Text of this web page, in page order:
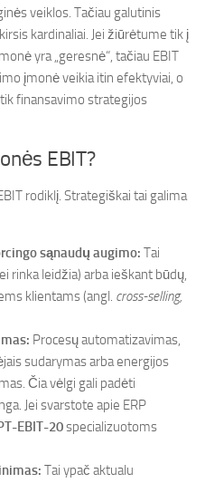
veiklos. Tačiau galutinis
kardinaliai. Jei žiūrėtume tik į
yra „geresnė“, tačiau EBIT
įmonė veikia itin efektyviai, o
finansavimo strategijos
EBIT?
rodiklį. Strategiškai tai galima
sąnaudų augimo: Tai
rinka leidžia) arba ieškant būdų,
klientams (angl. cross-selling,
Procesų automatizavimas,
sudarymas arba energijos
Čia vėlgi gali padėti
Jei svarstote apie ERP
EBIT-20specializuotoms
Tai ypač aktualu